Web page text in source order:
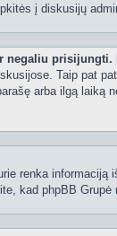
į diskusijų
negaliu prisijungti.
Taip pat
arba ilgą
renka
kad phpBB